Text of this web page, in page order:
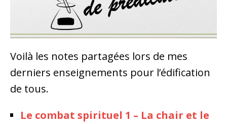
Voilà les notes partagées lors de mes
derniers enseignements pour l’édification
de tous.
Le combat spirituel 1 – La chair et le